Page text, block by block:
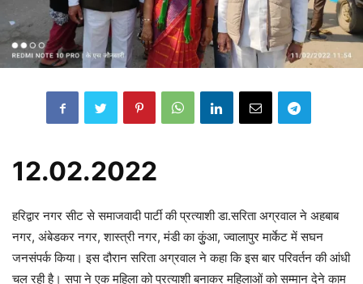
12.02.2022
हरिद्वार नगर सीट से समाजवादी पार्टी की प्रत्याशी डा.सरिता अग्रवाल ने अहबाब
नगर, अंबेडकर नगर, शास्त्री नगर, मंडी का कुुंआ, ज्वालापुर मार्केट में सघन
जनसंपर्क किया। इस दौरान सरिता अग्रवाल ने कहा कि इस बार परिवर्तन की आंधी
चल रही है। सपा ने एक महिला को प्रत्याशी बनाकर महिलाओं को सम्मान देने काम